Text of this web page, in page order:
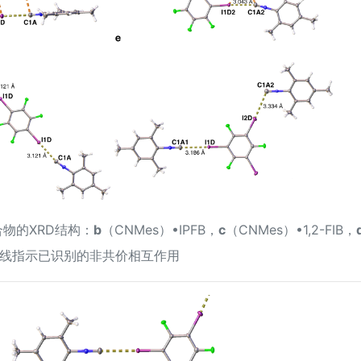
的XRD结构： b （CNMes）•IPFB， c （CNMes）•1,2-FIB，
指示已识别的非共价相互作用